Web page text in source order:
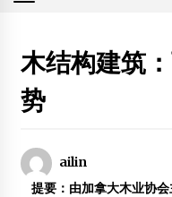
满洲里联众集团简介
2014年10月16日
2013广州国际木屋木结构展览会
2013年1月23日
木结构建筑
势
ailin
提要：由加拿大木业协